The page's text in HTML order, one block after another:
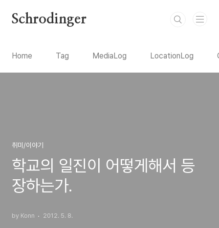
Schrodinger
Home Tag MediaLog LocationLog
취미/이야기
학교의 일진이 어떻게해서 등
장하는가.
by Konn 2012. 5. 8.